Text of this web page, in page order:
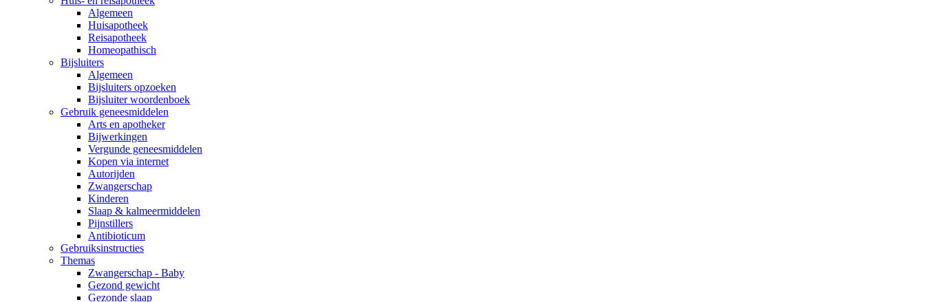
Algemeen
Huisapotheek
Reisapotheek
Homeopathisch
Bijsluiters
Algemeen
Bijsluiters opzoeken
Bijsluiter woordenboek
Gebruik geneesmiddelen
Arts en apotheker
Bijwerkingen
Vergunde geneesmiddelen
Kopen via internet
Autorijden
Zwangerschap
Kinderen
Slaap & kalmeermiddelen
Pijnstillers
Antibioticum
Gebruiksinstructies
Themas
Zwangerschap - Baby
Gezond gewicht
Gezonde slaap